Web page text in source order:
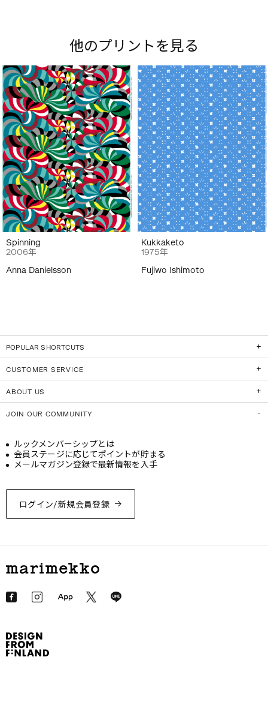
つわるストーリーをお楽しみください。
Explore all prints
他のプリントを見る
Spinning
2006年
Anna Danielsson
Kukkaketo
1975年
Fujiwo Ishimoto
POPULAR SHORTCUTS
CUSTOMER SERVICE
ABOUT US
JOIN OUR COMMUNITY
ログイン/新規会員登録
ルックメンバーシップとは
会員ステージに応じてポイントが貯まる
メールマガジン登録で最新情報を入手